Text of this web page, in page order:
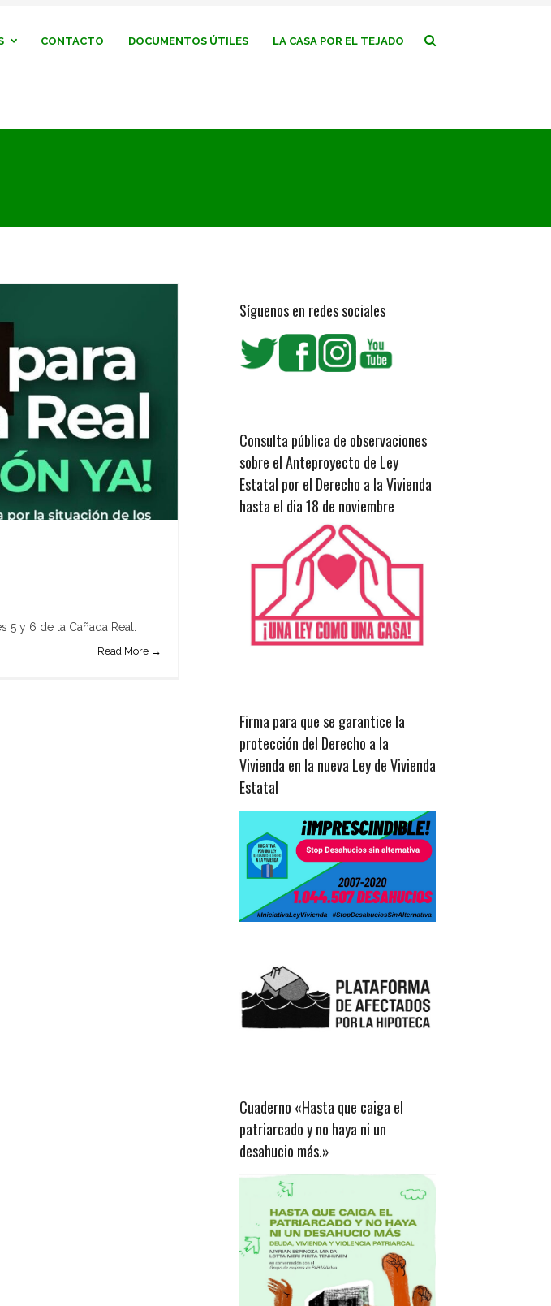
CONTACTO DOCUMENTOS ÚTILES LA CASA POR EL TEJADO
5 y 6 de la Cañada Real.
Read More →
Síguenos en redes sociales
Consulta pública de observaciones
sobre el Anteproyecto de Ley
Estatal por el Derecho a la Vivienda
hasta el dia 18 de noviembre
Firma para que se garantice la
protección del Derecho a la
Vivienda en la nueva Ley de Vivienda
Estatal
Cuaderno «Hasta que caiga el
patriarcado y no haya ni un
desahucio más.»